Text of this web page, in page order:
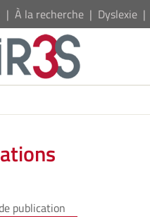
À la recherche Dyslexie
publication